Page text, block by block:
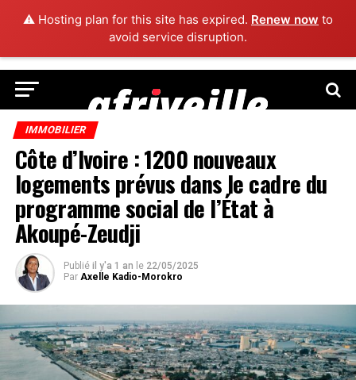
⚠️ Hosting plan for this site has expired. Renew now to
avoid service disruption.
IMMOBILIER
Côte d’Ivoire : 1200 nouveaux
logements prévus dans le cadre du
programme social de l’État à
Akoupé-Zeudji
Publié il y'a 1 an le 22/05/2025
Par Axelle Kadio-Morokro